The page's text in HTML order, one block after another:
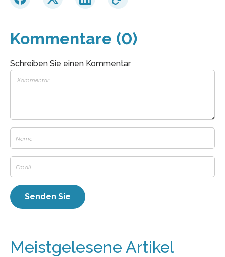
Kommentare (0)
Schreiben Sie einen Kommentar
Meistgelesene Artikel